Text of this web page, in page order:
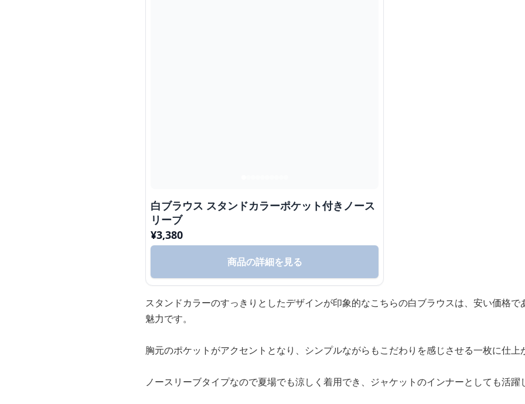
白ブラウス スタンドカラーポケット付きノース
リーブ
¥3,380
商品の詳細を見る
スタンドカラーのすっきりとしたデザインが印象的なこちらの白ブラウスは、安い価格
魅力です。
胸元のポケットがアクセントとなり、シンプルながらもこだわりを感じさせる一枚に仕上
ノースリーブタイプなので夏場でも涼しく着用でき、ジャケットのインナーとしても活躍